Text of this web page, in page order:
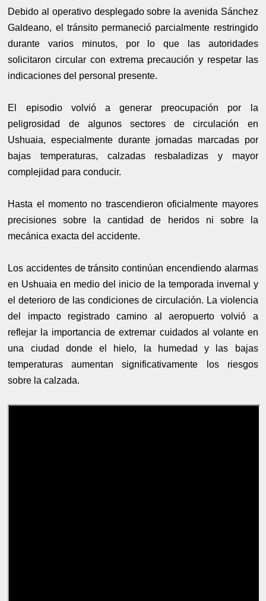
Debido al operativo desplegado sobre la avenida Sánchez
Galdeano, el tránsito permaneció parcialmente restringido
durante varios minutos, por lo que las autoridades
solicitaron circular con extrema precaución y respetar las
indicaciones del personal presente.
El episodio volvió a generar preocupación por la
peligrosidad de algunos sectores de circulación en
Ushuaia, especialmente durante jornadas marcadas por
bajas temperaturas, calzadas resbaladizas y mayor
complejidad para conducir.
Hasta el momento no trascendieron oficialmente mayores
precisiones sobre la cantidad de heridos ni sobre la
mecánica exacta del accidente.
Los accidentes de tránsito continúan encendiendo alarmas
en Ushuaia en medio del inicio de la temporada invernal y
el deterioro de las condiciones de circulación. La violencia
del impacto registrado camino al aeropuerto volvió a
reflejar la importancia de extremar cuidados al volante en
una ciudad donde el hielo, la humedad y las bajas
temperaturas aumentan significativamente los riesgos
sobre la calzada.